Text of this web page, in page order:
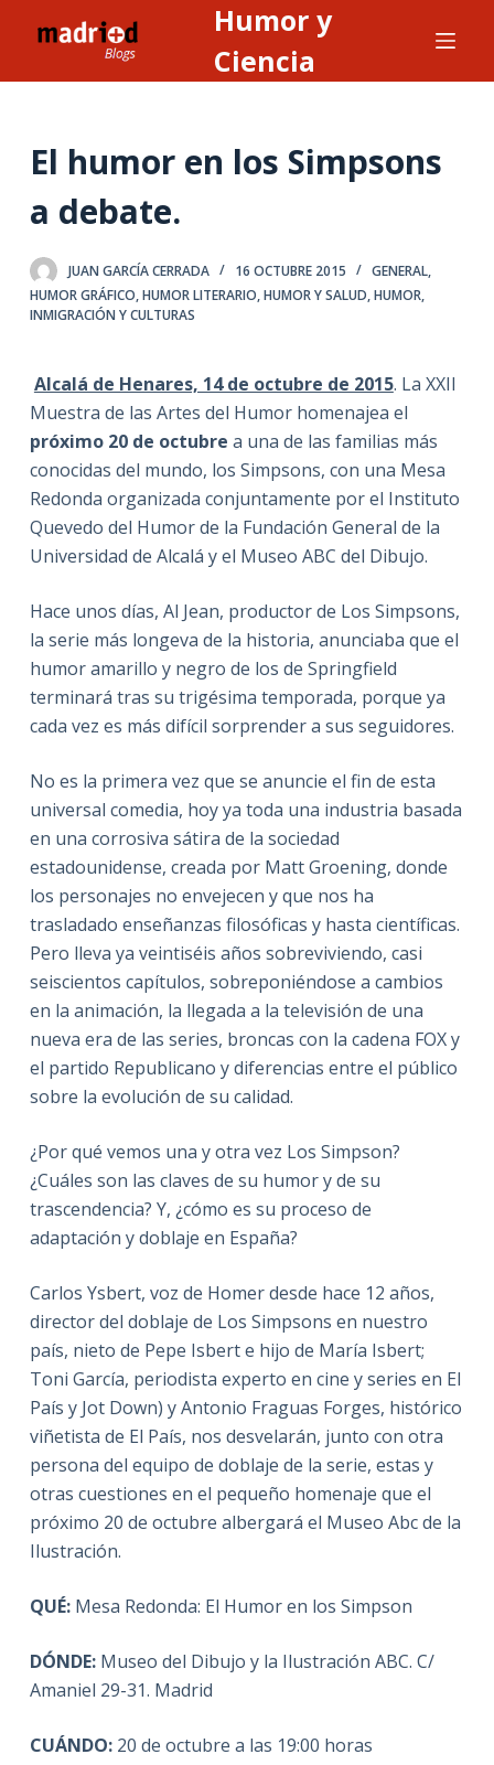
l
o
n
d
o
Humor y
Ciencia
El humor en los Simpsons
a debate.
JUAN GARCÍA CERRADA 16 OCTUBRE 2015 GENERAL,
HUMOR GRÁFICO,HUMOR LITERARIO,HUMOR Y SALUD,HUMOR,
INMIGRACIÓN Y CULTURAS
Alcalá de Henares, 14 de octubre de 2015. La XXII
Muestra de las Artes del Humor homenajea el
próximo 20 de octubre a una de las familias más
conocidas del mundo, los Simpsons, con una Mesa
Redonda organizada conjuntamente por el Instituto
Quevedo del Humor de la Fundación General de la
Universidad de Alcalá y el Museo ABC del Dibujo.
Hace unos días, Al Jean, productor de Los Simpsons,
la serie más longeva de la historia, anunciaba que el
humor amarillo y negro de los de Springfield
terminará tras su trigésima temporada, porque ya
cada vez es más difícil sorprender a sus seguidores.
No es la primera vez que se anuncie el fin de esta
universal comedia, hoy ya toda una industria basada
en una corrosiva sátira de la sociedad
estadounidense, creada por Matt Groening, donde
los personajes no envejecen y que nos ha
trasladado enseñanzas filosóficas y hasta científicas.
Pero lleva ya veintiséis años sobreviviendo, casi
seiscientos capítulos, sobreponiéndose a cambios
en la animación, la llegada a la televisión de una
nueva era de las series, broncas con la cadena FOX y
el partido Republicano y diferencias entre el público
sobre la evolución de su calidad.
¿Por qué vemos una y otra vez Los Simpson?
¿Cuáles son las claves de su humor y de su
trascendencia? Y, ¿cómo es su proceso de
adaptación y doblaje en España?
Carlos Ysbert, voz de Homer desde hace 12 años,
director del doblaje de Los Simpsons en nuestro
país, nieto de Pepe Isbert e hijo de María Isbert;
Toni García, periodista experto en cine y series en El
País y Jot Down) y Antonio Fraguas Forges, histórico
viñetista de El País, nos desvelarán, junto con otra
persona del equipo de doblaje de la serie, estas y
otras cuestiones en el pequeño homenaje que el
próximo 20 de octubre albergará el Museo Abc de la
Ilustración.
QUÉ:Mesa Redonda: El Humor en los Simpson
DÓNDE:Museo del Dibujo y la Ilustración ABC. C/
Amaniel 29-31. Madrid
CUÁNDO:20 de octubre a las 19:00 horas